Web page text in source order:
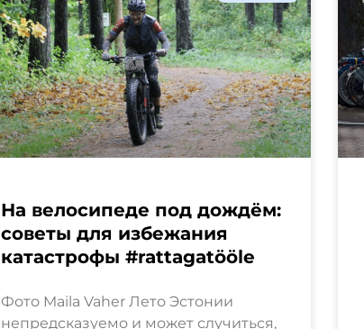
На велосипеде под дождём:
советы для избежания
катастрофы #rattagatööle
Фото Maila Vaher Лето Эстонии
непредсказуемо и может случиться,